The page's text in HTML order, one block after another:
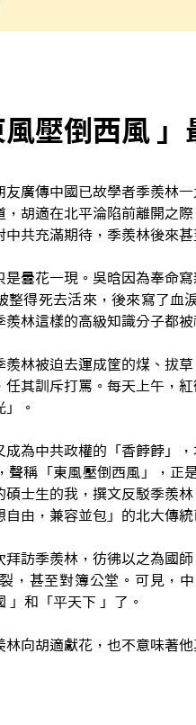
壓倒西風 」
友廣傳中國已故學者季羨林
胡適在北平淪陷前離開之
共充滿期待，季羨林後來
曇花一現。吳晗因為奉命
整得死去活來，後來寫了血
羨林這樣的高級知識分子都
林被迫去運成筐的煤、拔
其訓斥打罵。每天上午，
。
為中共政權的「香餑餑」
聲稱「東風壓倒西風」，正
士生的我，撰文反駁季羨
由，兼容並包」的北大傳統
拜訪季羨林，彷彿以之為國
，甚至對簿公堂。可見，
」和「平天下 」了。
向胡適獻花，也不意味著他